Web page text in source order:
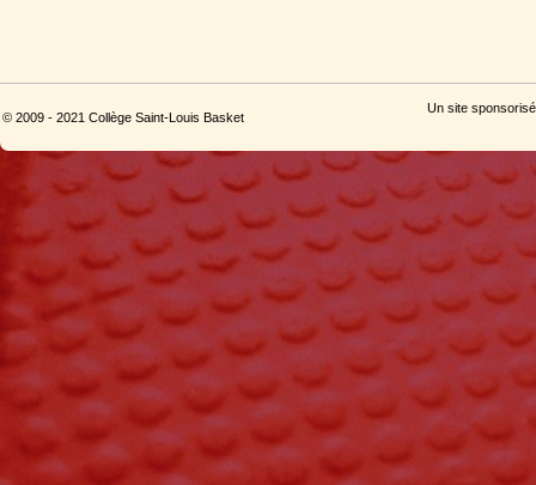
© 2009 - 2021 Collège Saint-Louis Basket
Un site